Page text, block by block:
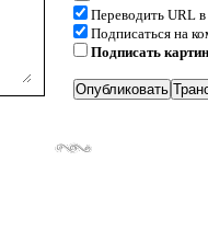
Переводить URL
Подписаться на
Подписать